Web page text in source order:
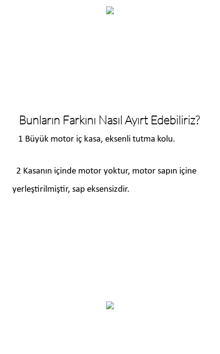
Bunların Farkını Nasıl Ayırt Edebiliriz?
1 Büyük motor iç kasa, eksenli tutma kolu.
2 Kasanın içinde motor yoktur, motor sapın içine
yerleştirilmiştir, sap eksensizdir.